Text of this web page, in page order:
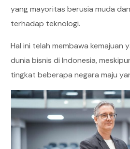
yang mayoritas berusia muda
terhadap teknologi.
Hal ini telah membawa kemajuan
dunia bisnis di Indonesia,
tingkat beberapa negara maju